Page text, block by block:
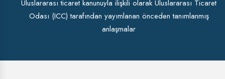
Uluslararası ticaret kanunuyla ilişkili olarak Uluslararası Ticaret
Odası (ICC) tarafından yayımlanan önceden tanımlanmış
anlaşmalar